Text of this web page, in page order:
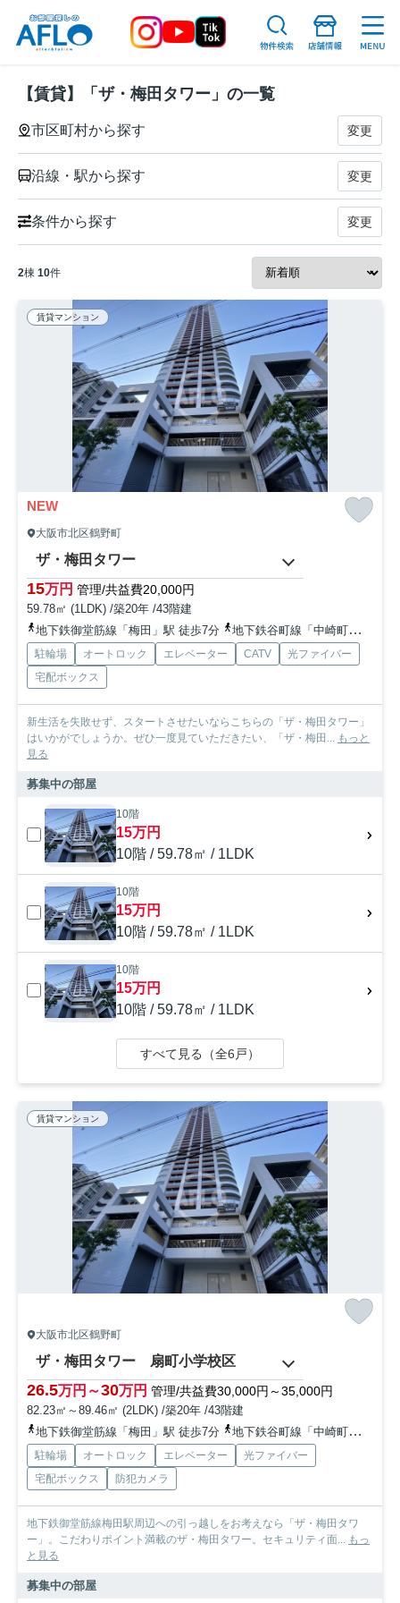
【賃貸】「ザ・梅田タワー」の一覧
市区町村から探す 変更
沿線・駅から探す 変更
条件から探す 変更
2棟 10件
賃貸マンション
NEW
大阪市北区鶴野町
ザ・梅田タワー
15万円 管理/共益費20,000円
59.78㎡ (1LDK) /築20年 /43階建
地下鉄御堂筋線「梅田」駅 徒歩7分
地下鉄谷町線「中崎町」駅 徒歩6分
駐輪場 オートロック エレベーター CATV
光ファイバー
宅配ボックス
新生活を失敗せず、スタートさせたいならこちらの「ザ・梅田タワー」
はいかがでしょうか。ぜひ一度見ていただきたい、「ザ・梅田...
もっと
見る
募集中の部屋
10階
15万円
10階 / 59.78㎡ / 1LDK
10階
15万円
10階 / 59.78㎡ / 1LDK
10階
15万円
10階 / 59.78㎡ / 1LDK
すべて見る（全6戸）
賃貸マンション
大阪市北区鶴野町
ザ・梅田タワー 扇町小学校区
26.5万円～30万円 管理/共益費30,000円～35,000円
82.23㎡～89.46㎡ (2LDK) /築20年 /43階建
地下鉄御堂筋線「梅田」駅 徒歩7分
地下鉄谷町線「中崎町」駅 徒歩6分
駐輪場 オートロック エレベーター
光ファイバー
宅配ボックス
防犯カメラ
地下鉄御堂筋線梅田駅周辺への引っ越しをお考えなら「ザ・梅田タワ
ー」。こだわりポイント満載のザ・梅田タワー。セキュリティ面...
もっ
と見る
募集中の部屋